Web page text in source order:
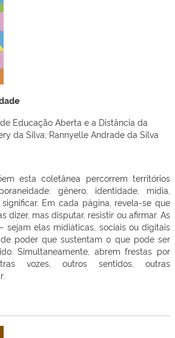
Educação Aberta e a Distância da
da Silva; Rannyelle Andrade da Silva
esta coletânea percorrem territórios
gênero, identidade, mídia,
Em cada página, revela-se que
dizer, mas disputar, resistir ou afirmar. As
sejam elas midiáticas, sociais ou digitais
poder que sustentam o que pode ser
Simultaneamente, abrem frestas por
vozes, outros sentidos, outras